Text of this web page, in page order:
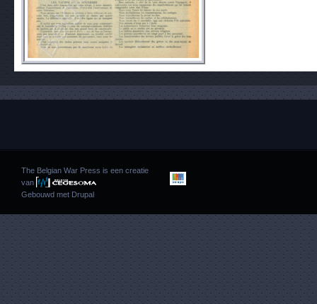
The Belgian War Press is een creatie
van
Gebouwd met Drupal